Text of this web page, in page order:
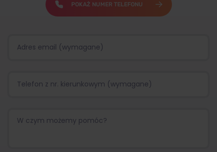
POKAŻ NUMER TELEFONU